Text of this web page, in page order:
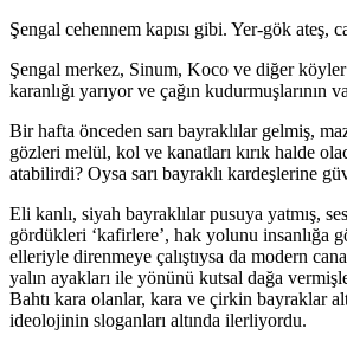
Şengal cehennem kapısı gibi. Yer-gök ateş,
Şengal merkez, Sinum, Koco ve diğer
karanlığı yarıyor ve çağın kudurmuşlarının
Bir hafta önceden sarı bayraklılar gelmiş,
gözleri melül, kol ve kanatları kırık halde
atabilirdi? Oysa sarı bayraklı kardeşlerine
Eli kanlı, siyah bayraklılar pusuya yatmış,
gördükleri ‘kafirlere’, hak yolunu insanlığa
elleriyle direnmeye çalıştıysa da modern
yalın ayakları ile yönünü kutsal dağa
Bahtı kara olanlar, kara ve çirkin bayraklar
ideolojinin sloganları altında ilerliyordu.